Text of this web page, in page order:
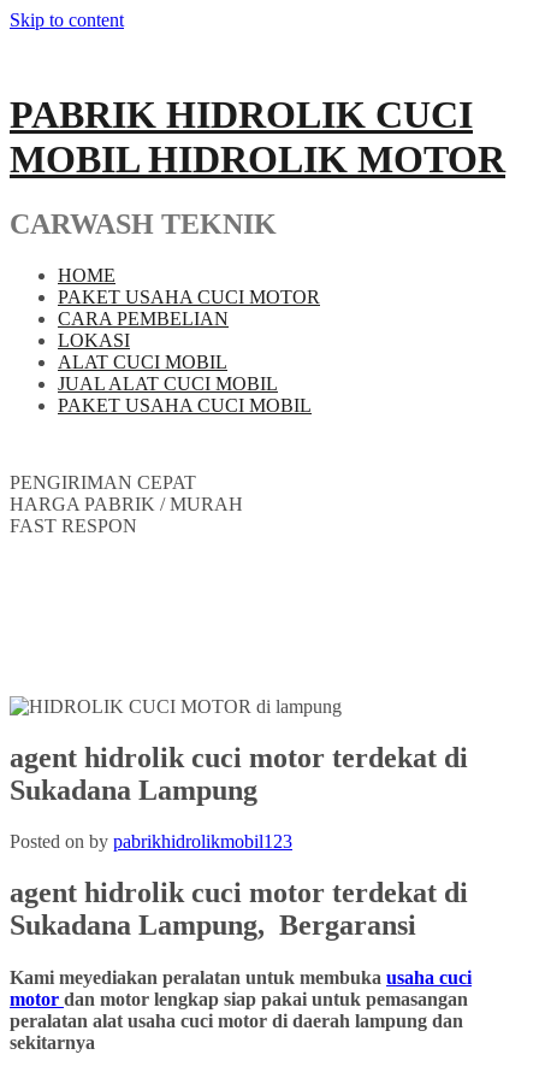
Skip to content
PABRIK HIDROLIK CUCI
MOBIL HIDROLIK MOTOR
CARWASH TEKNIK
HOME
PAKET USAHA CUCI MOTOR
CARA PEMBELIAN
LOKASI
ALAT CUCI MOBIL
JUAL ALAT CUCI MOBIL
PAKET USAHA CUCI MOBIL
PENGIRIMAN CEPAT
HARGA PABRIK / MURAH
FAST RESPON
agent hidrolik cuci motor terdekat di
Sukadana Lampung
Posted on by pabrikhidrolikmobil123
agent hidrolik cuci motor terdekat di
Sukadana Lampung, Bergaransi
Kami meyediakan peralatan untuk membuka usaha cuci
motor dan motor lengkap siap pakai untuk pemasangan
peralatan alat usaha cuci motor di daerah lampung dan
sekitarnya